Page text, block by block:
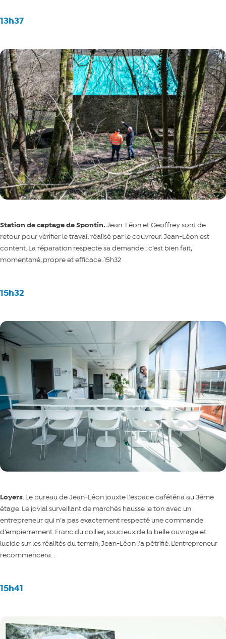
13h37
Station de captage de Spontin.Jean-Léon et Geoffrey sont de
retour pour vérifier le travail réalisé par le couvreur. Jean-Léon est
content. La réparation respecte sa demande : c’est bien fait,
momentané, propre et efficace. 15h32
15h32
Loyers. Le bureau de Jean-Léon jouxte l'espace cafétéria au 3ème
étage. Le jovial surveillant de marchés hausse le ton avec un
entrepreneur qui n’a pas exactement respecté une commande
d’empierrement. Franc du collier, soucieux de la belle ouvrage et
lucide sur les réalités du terrain, Jean-Léon l’a pétrifié. L’entrepreneur
recommencera…
15h41